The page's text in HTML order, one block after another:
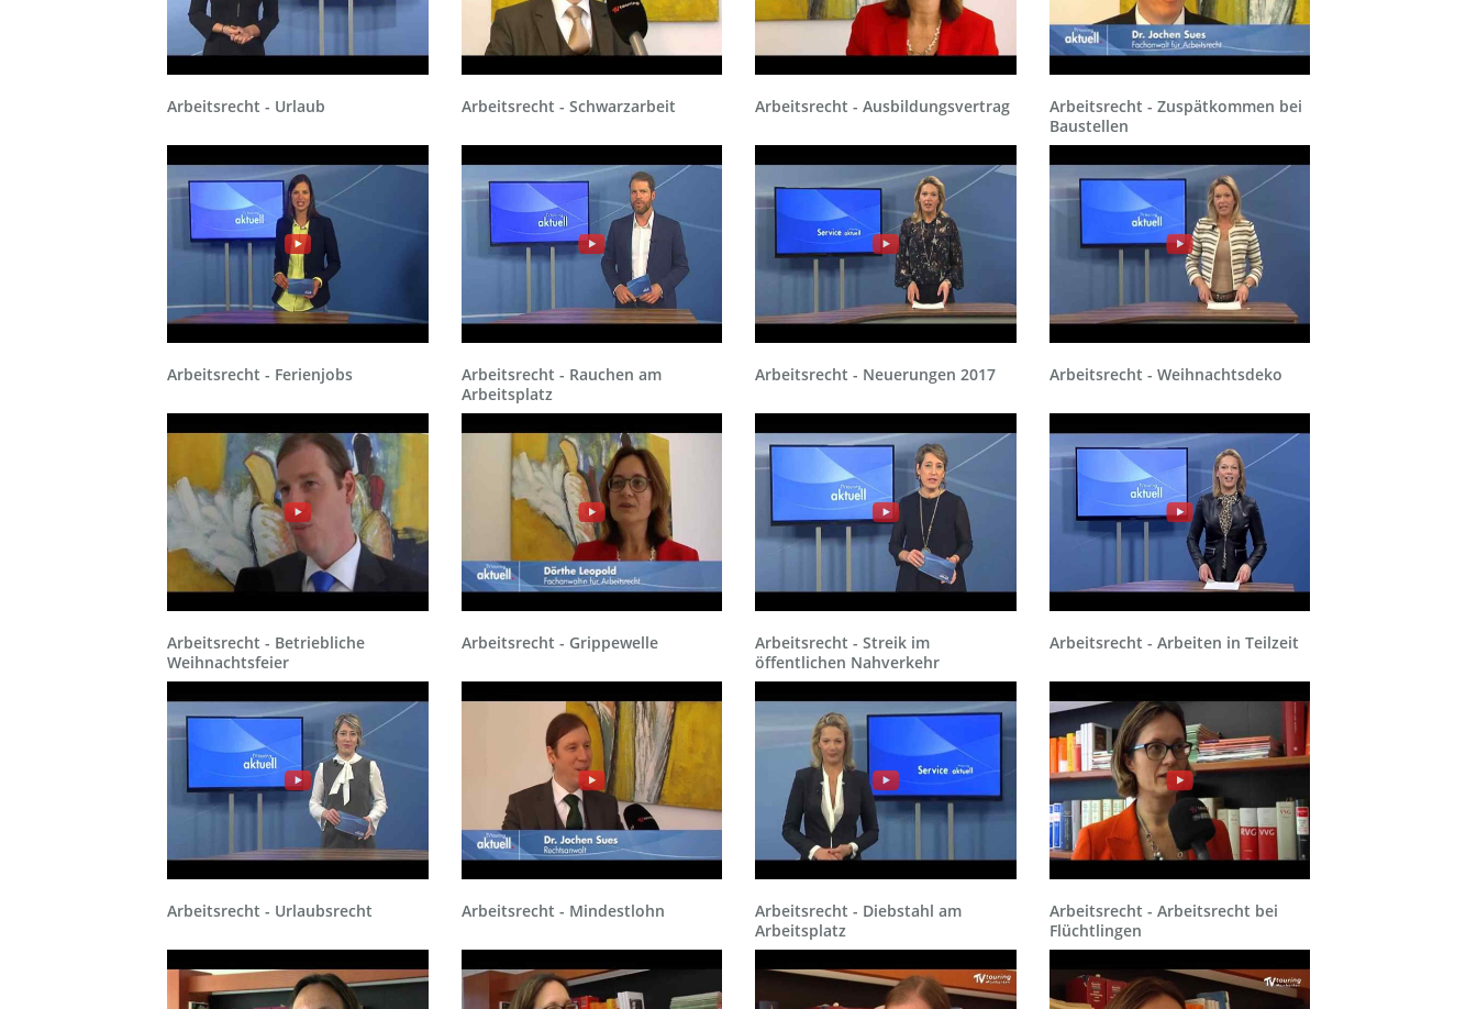
Arbeitsrecht - Urlaub Arbeitsrecht - Schwarzarbeit Arbeitsrecht - Ausbildungsvertrag
Arbeitsrecht - Zuspätkommen bei
Baustellen
Arbeitsrecht - Ferienjobs
Arbeitsrecht - Rauchen am
Arbeitsplatz
Arbeitsrecht - Neuerungen 2017 Arbeitsrecht - Weihnachtsdeko
Arbeitsrecht - Betriebliche
Weihnachtsfeier
Arbeitsrecht - Grippewelle
Arbeitsrecht - Streik im
öffentlichen Nahverkehr
Arbeitsrecht - Arbeiten in Teilzeit
Arbeitsrecht - Urlaubsrecht Arbeitsrecht - Mindestlohn
Arbeitsrecht - Diebstahl am
Arbeitsplatz
Arbeitsrecht - Arbeitsrecht bei
Flüchtlingen